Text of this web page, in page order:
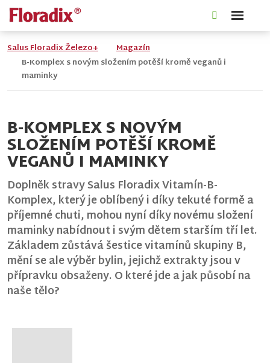
menu
Salus Floradix Železo+
Magazín
B-Komplex s novým složením potěší kromě veganů i
maminky
B-KOMPLEX S NOVÝM
SLOŽENÍM POTĚŠÍ KROMĚ
VEGANŮ I MAMINKY
Doplněk stravySalus Floradix Vitamín-B-
Komplex, který je oblíbený i díky tekuté formě a
příjemné chuti, mohou nyní díky novému složení
maminky nabídnout i svým dětem starším tří let.
Základem zůstává šestice vitamínů skupiny B,
mění se ale výběr bylin, jejichž extrakty jsou v
přípravku obsaženy. O které jde a jak působí na
naše tělo?